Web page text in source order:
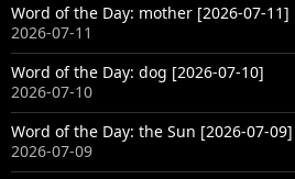
Word of the Day: mother [2026-07-11]
2026-07-11
Word of the Day: dog [2026-07-10]
2026-07-10
Word of the Day: the Sun [2026-07-09]
2026-07-09